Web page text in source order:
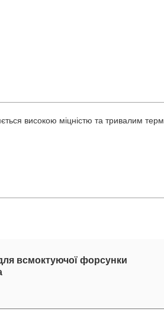
високою міцністю та тривалим
всмоктуючої форсунки